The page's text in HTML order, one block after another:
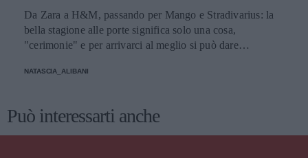
Da Zara a H&M, passando per Mango e Stradivarius: la
bella stagione alle porte significa solo una cosa,
"cerimonie" e per arrivarci al meglio si può dare
NATASCIA_ALIBANI
Può interessarti anche